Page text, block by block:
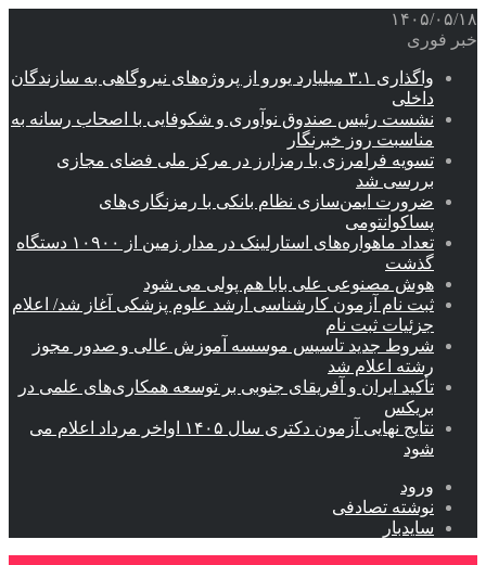
۱۴۰۵/۰۵/۱۸
خبر فوری
واگذاری ۳.۱ میلیارد یورو از پروژه‌های نیروگاهی به سازندگان
داخلی
نشست رئیس صندوق نوآوری و شکوفایی با اصحاب رسانه به
مناسبت روز خبرنگار
تسویه فرامرزی با رمزارز در مرکز ملی فضای مجازی
بررسی شد
ضرورت ایمن‌سازی نظام بانکی با رمزنگاری‌های
پساکوانتومی
تعداد ماهواره‌های استارلینک‌ در مدار زمین از ۱۰۹۰۰ دستگاه
گذشت
هوش مصنوعی علی بابا هم پولی می شود
ثبت نام آزمون کارشناسی ارشد علوم پزشکی آغاز شد/ اعلام
جزئیات ثبت نام
شروط جدید تاسیس موسسه آموزش عالی و صدور مجوز
رشته اعلام شد
تأکید ایران و آفریقای جنوبی بر توسعه همکاری‌های علمی در
بریکس
نتایج نهایی آزمون دکتری سال ۱۴۰۵ اواخر مرداد اعلام می
شود
ورود
نوشته تصادفی
سایدبار